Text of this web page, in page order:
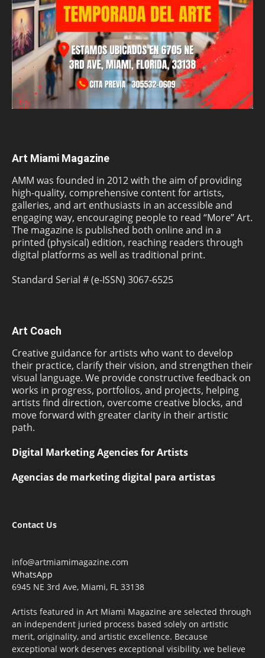
Art Miami Magazine
AMM was founded in 2012 with the aim of providing
high-quality, comprehensive content for artists,
galleries, and art enthusiasts in an accessible and
engaging way, encouraging people to read “More” Art.
The magazine is published both online and in a
printed (physical) edition, reaching readers through
digital platforms as well as traditional print.
Standard Serial # (e-ISSN) 3067-6525
Art Coach
Creative guidance for artists who want to develop
their practice, clarify their vision, and strengthen their
visual language. We provide constructive feedback on
works in progress, portfolios, and projects, helping
artists find direction, overcome creative blocks, and
move forward with greater clarity in their artistic
path.
Digital Marketing Agencies for Artists
Agencias de marketing digital para artistas
Contact Us
info@artmiamimagazine.com
WhatsApp
6945 NE 3rd Ave, Miami, FL 33138
Artists featured in Art Miami Magazine are selected through
an independent juried process based solely on artistic
merit, originality, and artistic excellence. Because
exceptional work deserves exceptional visibility, we believe